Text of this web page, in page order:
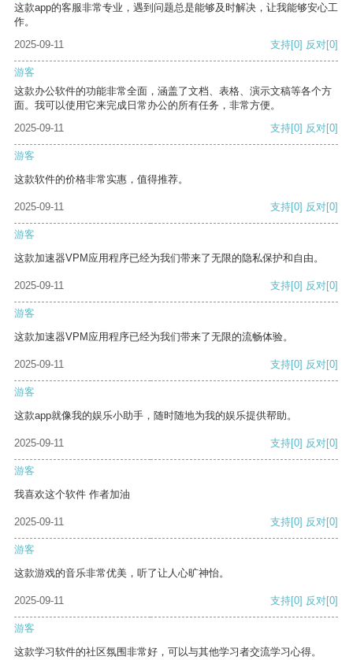
这款app的客服非常专业，遇到问题总是能够及时解决，让我能够安心工
作。
2025-09-11
支持[0] 反对[0]
游客
这款办公软件的功能非常全面，涵盖了文档、表格、演示文稿等各个方
面。我可以使用它来完成日常办公的所有任务，非常方便。
2025-09-11
支持[0] 反对[0]
游客
这款软件的价格非常实惠，值得推荐。
2025-09-11 支持[0] 反对[0]
游客
这款加速器VPM应用程序已经为我们带来了无限的隐私保护和自由。
2025-09-11 支持[0] 反对[0]
游客
这款加速器VPM应用程序已经为我们带来了无限的流畅体验。
2025-09-11 支持[0] 反对[0]
游客
这款app就像我的娱乐小助手，随时随地为我的娱乐提供帮助。
2025-09-11 支持[0] 反对[0]
游客
我喜欢这个软件 作者加油
2025-09-11 支持[0] 反对[0]
游客
这款游戏的音乐非常优美，听了让人心旷神怡。
2025-09-11 支持[0] 反对[0]
游客
这款学习软件的社区氛围非常好，可以与其他学习者交流学习心得。